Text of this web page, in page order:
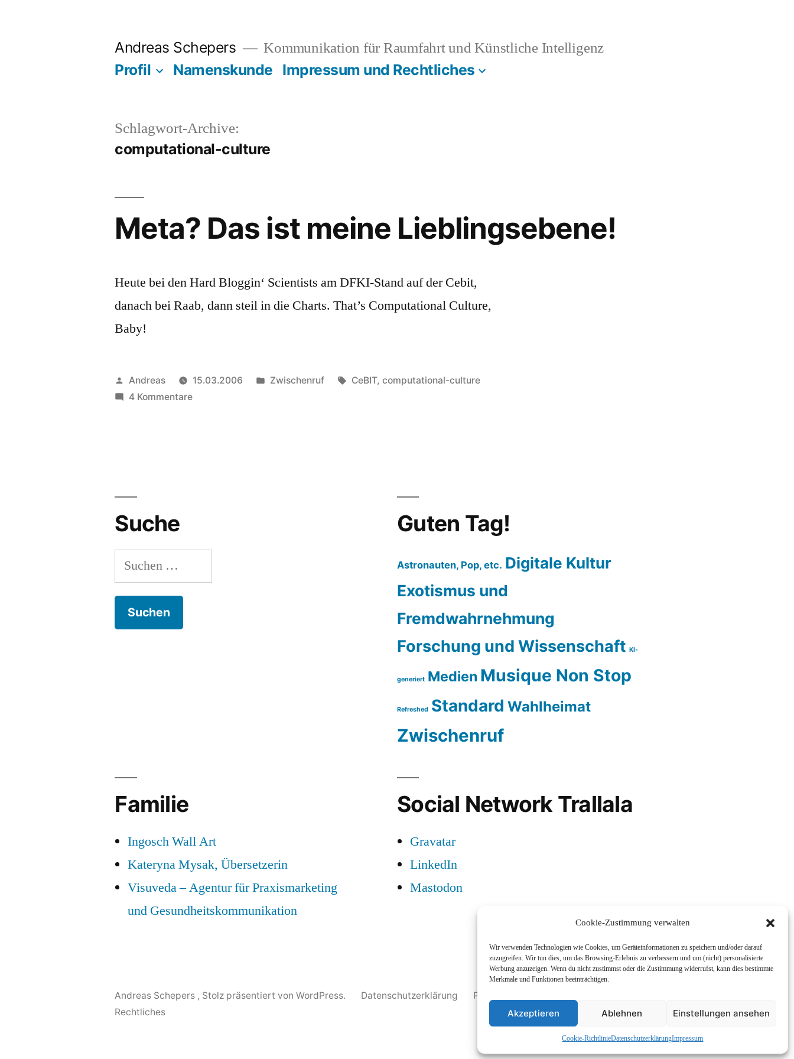
Cookie-Zustimmung verwalten
Wir verwenden Technologien wie Cookies, um Geräteinformationen zu speichern und/oder darauf
zuzugreifen. Wir tun dies, um das Browsing-Erlebnis zu verbessern und um (nicht) personalisierte
Werbung anzuzeigen. Wenn du nicht zustimmst oder die Zustimmung widerrufst, kann dies bestimmte
Merkmale und Funktionen beeinträchtigen.
Akzeptieren Ablehnen Einstellungen ansehen
Cookie-RichtlinieDatenschutzerklärungImpressum
Andreas Schepers Kommunikation für Raumfahrt und Künstliche Intelligenz
Profil Namenskunde Impressum und Rechtliches
Schlagwort-Archive:
computational-culture
Meta? Das ist meine Lieblingsebene!
Heute bei den Hard Bloggin‘ Scientists am DFKI-Stand auf der Cebit,
danach bei Raab, dann steil in die Charts. That’s Computational Culture,
Baby!
Veröffentlicht
von
Andreas 15.03.2006
Veröffentlicht
Zwischenruf Schlagwörter:
CeBIT, computational-culture
4 Kommentarezu
Suche
Suchen
nach:
Guten Tag!
Astronauten, Pop, etc. Digitale Kultur
Exotismus und
Fremdwahrnehmung
Forschung und Wissenschaft KI-
generiert Medien Musique Non Stop
Refreshed Standard Wahlheimat
Zwischenruf
Familie
Ingosch Wall Art
Kateryna Mysak, Übersetzerin
Visuveda – Agentur für Praxismarketing
und Gesundheitskommunikation
Social Network Trallala
Gravatar
LinkedIn
Mastodon
Andreas Schepers , Stolz präsentiert von WordPress. Datenschutzerklärung Profil
Rechtliches